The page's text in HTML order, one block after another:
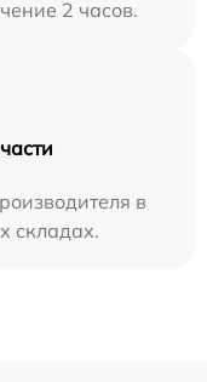
2 часов.
в
складах.